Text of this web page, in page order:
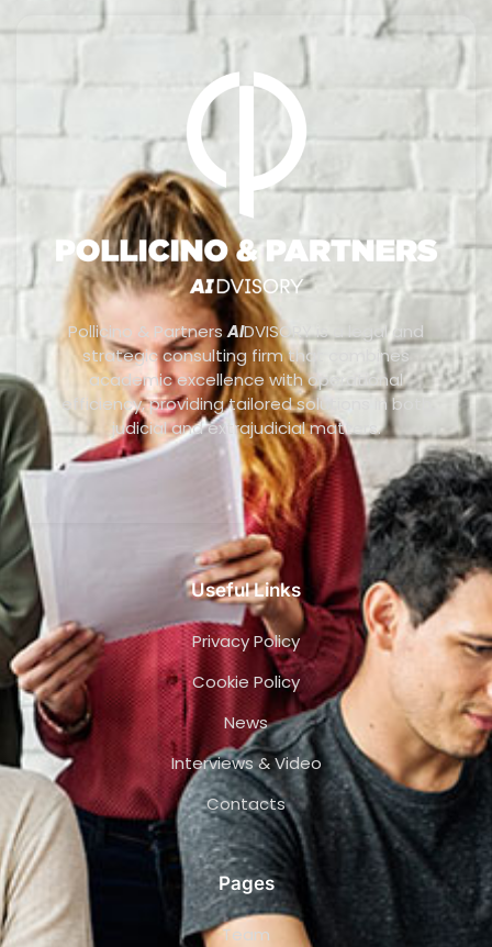
Pollicino & PartnersAIDVISORY is a legal and
strategic consulting firm that combines
academic excellence with operational
efficiency, providing tailored solutions in both
judicial and extrajudicial matters.
Useful Links
Privacy Policy
Cookie Policy
News
Interviews & Video
Contacts
Pages
Team